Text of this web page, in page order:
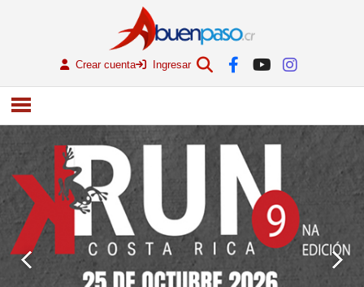
Crear cuenta Ingresar